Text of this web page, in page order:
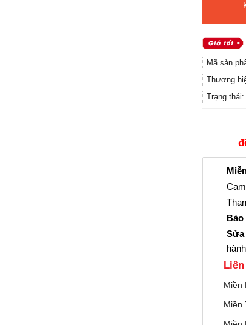
Mã sản
Thương
Trạng thái:
Bảo
Sửa
Miền
Miền